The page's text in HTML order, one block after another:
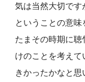
気は当然大切です
ということの意
たまその時期に
けのことを考え
きかったかなと